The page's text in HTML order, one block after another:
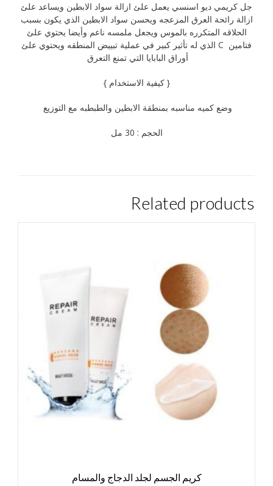
جل كريمي ديو اسنسي يعمل علئ ازالة سواد الابطين ويساعد علئ
ازالة رائحة العرق المزعجه ويحسن سواد الابطين الذي يكون بسبب
الحلاقه المتكرره بالموس ويجعل ملمسه ناعم وأيضا يحتوي علئ
فتامين C الذي له تأثير كبير في عملية تبييض المنطقه ويحتوي علئ
أوراق البابايا التي تمنع التعرق
{ كيفية الاستخدام }
وضع كميه مناسبه بمنطقة الابطين والطبطبه مع التوزيع
الحجم : 30 مل
Related products
كريم الجسم لجلد الدجاج والمسام